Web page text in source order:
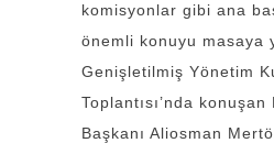
komisyonlar gibi ana
önemli konuyu masaya
Genişletilmiş Yönetim
Toplantısı’nda konuşan
Başkanı Aliosman